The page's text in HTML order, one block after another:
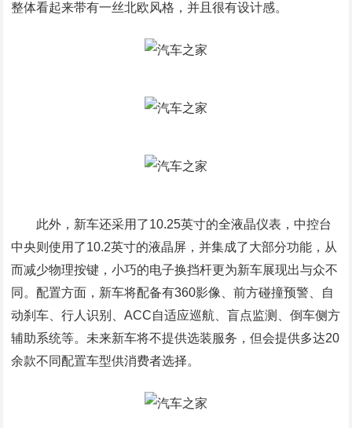
整体看起来带有一丝北欧风格，并且很有设计感。
此外，新车还采用了10.25英寸的全液晶仪表，中控台
中央则使用了10.2英寸的液晶屏，并集成了大部分功能，从
而减少物理按键，小巧的电子换挡杆更为新车展现出与众不
同。配置方面，新车将配备有360影像、前方碰撞预警、自
动刹车、行人识别、ACC自适应巡航、盲点监测、倒车侧方
辅助系统等。未来新车将不提供选装服务，但会提供多达20
余款不同配置车型供消费者选择。